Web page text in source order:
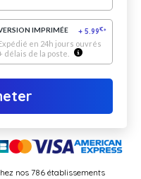
IMPRIMÉE + 5.99€*
en 24h jours ouvrés
délais de la poste.
nos 786 établissements